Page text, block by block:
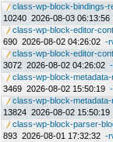
class-wp-block-bindings-
10240 2026-08-03 06:13:56
class-wp-block-editor-
690 2026-08-02 04:26:02 -
class-wp-block-editor-
3072 2026-08-02 04:26:02
class-wp-block-
3469 2026-08-02 15:50:19
class-wp-block-
13824 2026-08-02 15:50:19
class-wp-block-parser-
893 2026-08-01 17:32:32 -